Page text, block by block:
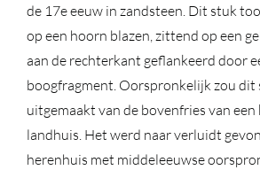
de 17e eeuw in zandsteen. Dit stuk
op een hoorn blazen, zittend op een
aan de rechterkant geflankeerd door
boogfragment. Oorspronkelijk zou dit
uitgemaakt van de bovenfries van een
landhuis. Het werd naar verluidt
herenhuis met middeleeuwse